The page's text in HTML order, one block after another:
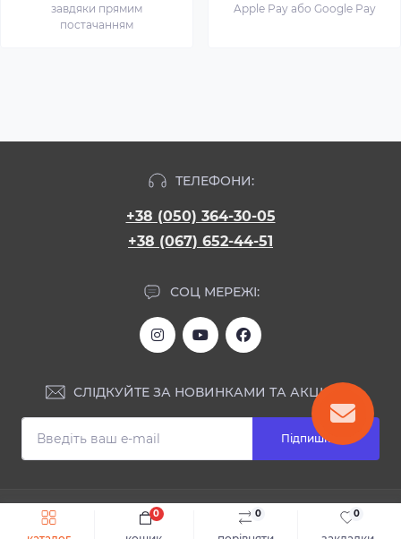
0 0
0
Швидке замовлення До кошика
завдяки прямим
постачанням
Apple Pay або Google Pay
ТЕЛЕФОНИ:
+38 (050) 364-30-05
+38 (067) 652-44-51
СОЦ МЕРЕЖІ:
СЛІДКУЙТЕ ЗА НОВИНКАМИ ТА АКЦІЯМИ:
Підпишіться
ІНФОРМАЦІЯ